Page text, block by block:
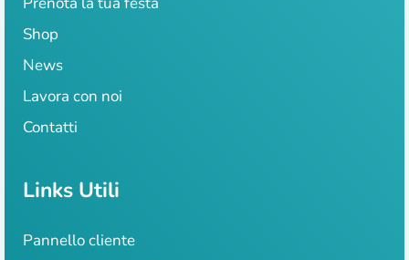
Shop
News
Lavora con noi
Contatti
Links Utili
Pannello cliente